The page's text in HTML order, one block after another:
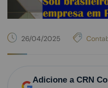
26/04/2025
Adicione a CRN